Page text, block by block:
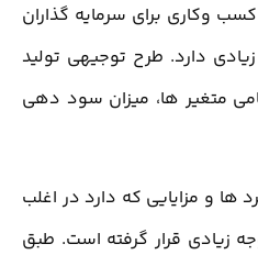
وکاری برای سرمایه گذاران
دارد. طرح توجیهی تولید
متغیر ها، میزان سود دهی
ها و مزایایی که دارد در اغلب
زیادی قرار گرفته است. طبق